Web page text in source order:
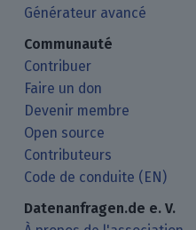
Générateur avancé
Communauté
Contribuer
Faire un don
Devenir membre
Open source
Contributeurs
Code de conduite (EN)
Datenanfragen.de e. V.